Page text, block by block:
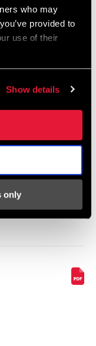
who may
provided to
use of their
Show details
only